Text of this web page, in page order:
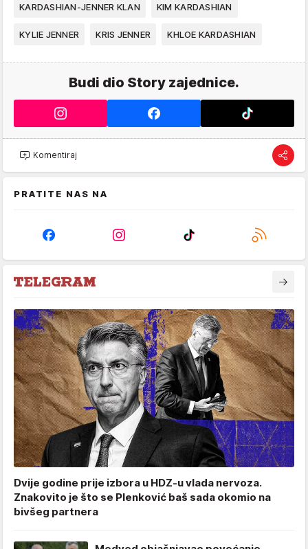
KARDASHIAN-JENNER KLAN KIM KARDASHIAN
KYLIE JENNER KRIS JENNER KHLOE KARDASHIAN
Budi dio Story zajednice.
Komentiraj
PRATITE NAS NA
Dvije godine prije izbora u HDZ-u vlada nervoza.
Znakovito je što se Plenković baš sada okomio na
bivšeg partnera